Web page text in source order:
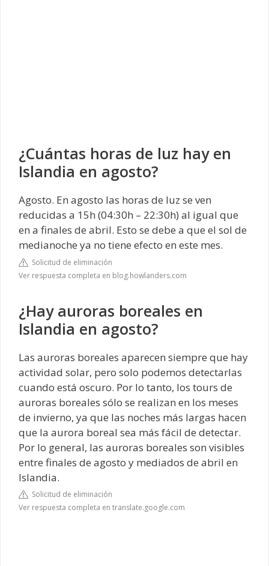
¿Cuántas horas de luz hay en
Islandia en agosto?
Agosto. En agosto las horas de luz se ven
reducidas a 15h (04:30h – 22:30h) al igual que
en a finales de abril. Esto se debe a que el sol de
medianoche ya no tiene efecto en este mes.
Solicitud de eliminación
Ver respuesta completa en blog.howlanders.com
¿Hay auroras boreales en
Islandia en agosto?
Las auroras boreales aparecen siempre que hay
actividad solar, pero solo podemos detectarlas
cuando está oscuro. Por lo tanto, los tours de
auroras boreales sólo se realizan en los meses
de invierno, ya que las noches más largas hacen
que la aurora boreal sea más fácil de detectar.
Por lo general, las auroras boreales son visibles
entre finales de agosto y mediados de abril en
Islandia.
Solicitud de eliminación
Ver respuesta completa en translate.google.com